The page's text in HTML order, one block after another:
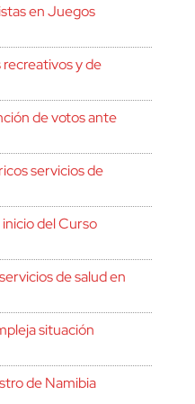
en Juegos
y de
de votos ante
servicios de
del Curso
de salud en
situación
de Namibia